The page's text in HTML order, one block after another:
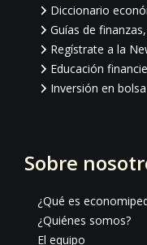
Diccionario
Guías de
Regístrate a la
Educación
Inversión en bolsa
Sobre
¿Qué es
¿Quiénes somos?
El equipo